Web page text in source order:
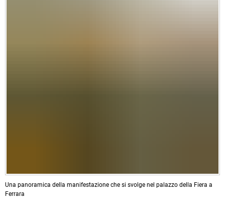
Una panoramica della manifestazione che si svolge nel palazzo della Fiera a
Ferrara